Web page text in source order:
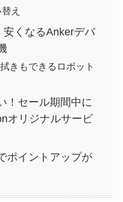
え
くなるAnkerデバ
きもできるロボット
！セール期間中に
オリジナルサービ
ポイントアップが